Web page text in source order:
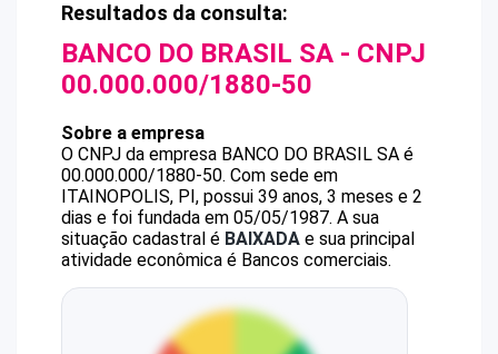
Resultados da consulta:
BANCO DO BRASIL SA - CNPJ
00.000.000/1880-50
Sobre a empresa
O CNPJ da empresa BANCO DO BRASIL SA é
00.000.000/1880-50. Com sede em
ITAINOPOLIS, PI, possui 39 anos, 3 meses e 2
dias e foi fundada em 05/05/1987. A sua
situação cadastral é BAIXADA e sua principal
atividade econômica é Bancos comerciais.